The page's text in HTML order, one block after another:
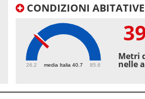
CONDIZIONI
media Italia 40.7
26.2 85.6
Metri
nelle